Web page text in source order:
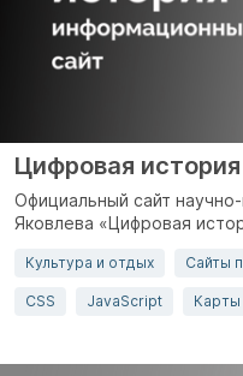
Цифровая история
Официальный сайт
Яковлева «Цифровая
Культура и отдых Сайты
CSS JavaScript